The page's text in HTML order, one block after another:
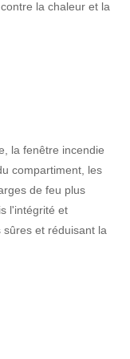
la chaleur et la
la fenêtre incendie
compartiment, les
de feu plus
l'intégrité et
et réduisant la